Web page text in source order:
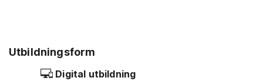
Utbildningsform
Digital utbildning